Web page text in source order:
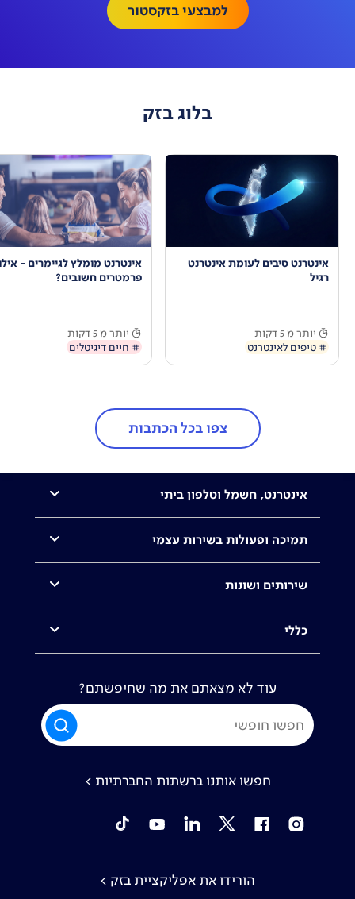
למבצעי בזקסטור
בלוג בזק
אינטרנט סיבים לעומת אינטרנט
רגיל
# טיפים לאינטרנט
יותר מ 5 דקות
אינטרנט מומלץ לגיימרים -
פרמטרים חשובים?
# חיים דיגיטלים
יותר מ 5 דקות
צפו בכל הכתבות
אינטרנט, חשמל וטלפון ביתי
תמיכה ופעולות בשירות עצמי
שירותים ושונות
כללי
עוד לא מצאתם את מה שחיפשתם?
חפשו אותנו ברשתות החברתיות >
Instagram
Facebook
Twitter
Linkedin
YouTube
tiktok
הורידו את אפליקציית בזק >